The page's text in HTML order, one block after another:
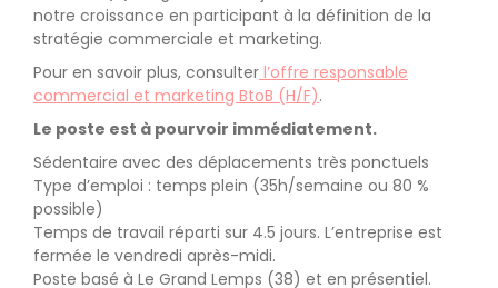
notre croissance en participant à la définition de la
stratégie commerciale et marketing.
Pour en savoir plus, consulter l’offre responsable
commercial et marketing BtoB (H/F).
Le poste est à pourvoir immédiatement.
Sédentaire avec des déplacements très ponctuels
Type d’emploi : temps plein (35h/semaine ou 80 %
possible)
Temps de travail réparti sur 4.5 jours. L’entreprise est
fermée le vendredi après-midi.
Poste basé à Le Grand Lemps (38) et en présentiel.